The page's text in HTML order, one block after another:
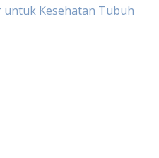
Kesehatan Tubuh